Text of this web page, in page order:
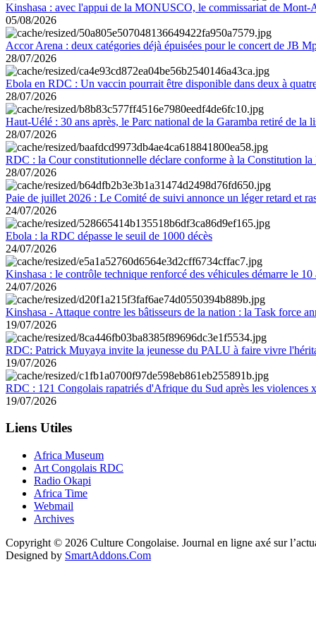
Kinshasa : avec l'appui de la MONUSCO, le commissariat de Mont-
05/08/2026
Accor Arena : deux catégories déjà épuisées pour le concert de JB
28/07/2026
Ebola en RDC : Un vaccin pourrait être disponible dans deux à
28/07/2026
Haut-Uélé : 30 ans après, le Parc national de la Garamba retiré de la
28/07/2026
RDC : la Cour constitutionnelle déclare conforme à la Constitution la
28/07/2026
Paie de juillet 2026 : Le Comité de suivi annonce un léger retard et
24/07/2026
Ebola : la RDC dépasse le seuil de 1000 décès
24/07/2026
Kinshasa : le contrôle technique renforcé des véhicules démarre le 10
24/07/2026
Kinshasa - Attaque contre les bâtisseurs de la nation : la Task force
19/07/2026
RDC: Patrick Muyaya invite la jeunesse du PALU à faire vivre
19/07/2026
RDC : 121 Congolais rapatriés d'Afrique du Sud après les violences
19/07/2026
Liens Utiles
Africa Museum
Art Congolais RDC
Radio Okapi
Africa Time
Webmail
Archives
Copyright © 2026 Culture Congolaise. Journal en ligne axé sur
Designed by SmartAddons.Com